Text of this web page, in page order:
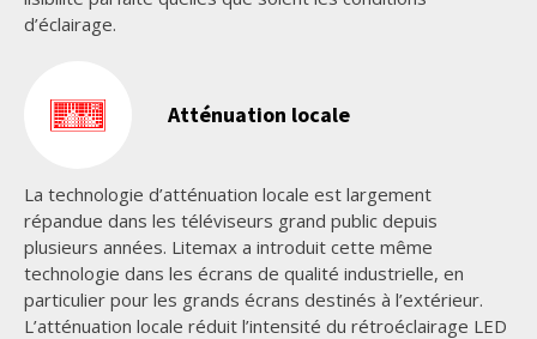
d’éclairage.
Atténuation locale
La technologie d’atténuation locale est largement
répandue dans les téléviseurs grand public depuis
plusieurs années. Litemax a introduit cette même
technologie dans les écrans de qualité industrielle, en
particulier pour les grands écrans destinés à l’extérieur.
L’atténuation locale réduit l’intensité du rétroéclairage LED